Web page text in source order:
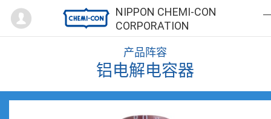
NIPPON CHEMI-CON
CORPORATION
Mypage
产品阵容
铝电解电容器